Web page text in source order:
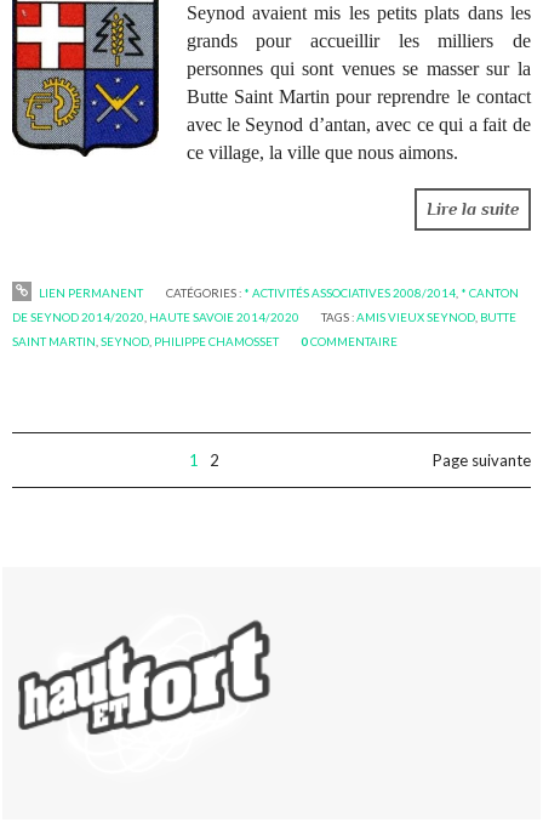
Seynod avaient mis les petits plats dans les
grands pour accueillir les milliers de
personnes qui sont venues se masser sur la
Butte Saint Martin pour reprendre le contact
avec le Seynod d’antan, avec ce qui a fait de
ce village, la ville que nous aimons.
Lire la suite
LIEN PERMANENT CATÉGORIES : * ACTIVITÉS ASSOCIATIVES 2008/2014, * CANTON
DE SEYNOD 2014/2020 HAUTE SAVOIE 2014/2020 TAGS :AMIS VIEUX SEYNOD BUTTE
SAINT MARTIN ,SEYNOD PHILIPPE CHAMOSSET 0COMMENTAIRE
1 2 Page suivante